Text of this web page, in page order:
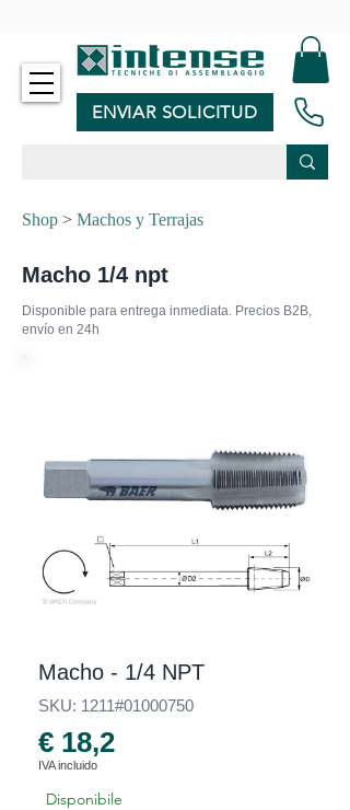
ENVIAR SOLICITUD
Shop > Machos y Terrajas
Macho 1/4 npt
Disponible para entrega inmediata. Precios B2B,
envío en 24h
Macho - 1/4 NPT
SKU: 1211#01000750
€ 18,2
IVA incluido
Disponibile